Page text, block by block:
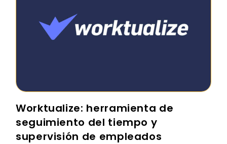
Worktualize: herramienta de
seguimiento del tiempo y
supervisión de empleados